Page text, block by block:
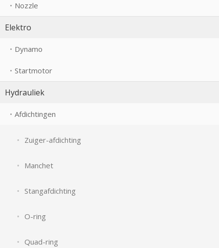
Nozzle
Elektro
Dynamo
Startmotor
Hydrauliek
Afdichtingen
Zuiger-afdichting
Manchet
Stangafdichting
O-ring
Quad-ring